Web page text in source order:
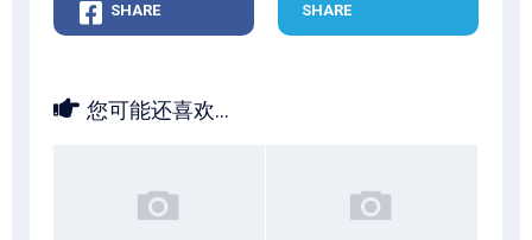
SHARE SHARE
您可能还喜欢...